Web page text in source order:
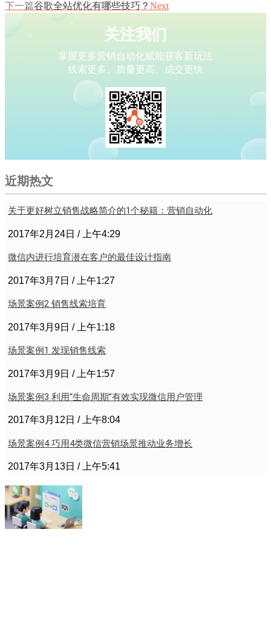
下一篇谷歌全站优化有哪些技巧？ Next
关注我们
掌握更多营销自动化赋能获客新玩法
线索更多、质量更高、成交更快
近期热文
关于更好树立销售战略简介的1个秘籍：营销自动化
2017年2月24日 上午4:29
微信内进行培育潜在客户的最佳设计指南
2017年3月7日 上午1:27
场景案例2 销售线索培育
2017年3月9日 上午1:18
场景案例1 发现销售线索
2017年3月9日 上午1:57
场景案例3 利用“生命周期”有效实现微信用户管理
2017年3月12日 上午8:04
场景案例4 巧用4类微信营销场景推动业务增长
2017年3月13日 上午5:41